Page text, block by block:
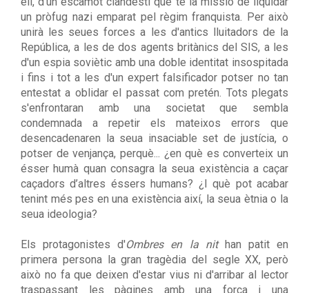
un pròfug nazi emparat pel règim franquista. Per això
unirà les seues forces a les d'antics lluitadors de la
República, a les de dos agents britànics del SIS, a les
d'un espia soviètic amb una doble identitat insospitada
i fins i tot a les d'un expert falsificador potser no tan
entestat a oblidar el passat com pretén. Tots plegats
s'enfrontaran amb una societat que sembla
condemnada a repetir els mateixos errors que
desencadenaren la seua insaciable set de justícia, o
potser de venjança, perquè... ¿en què es converteix un
ésser humà quan consagra la seua existència a caçar
caçadors d’altres éssers humans? ¿I què pot acabar
tenint més pes en una existència així, la seua ètnia o la
seua ideologia?
Els protagonistes d'Ombres en la nithan patit en
primera persona la gran tragèdia del segle XX, però
això no fa que deixen d'estar vius ni d'arribar al lector
traspassant les pàgines amb una força i una